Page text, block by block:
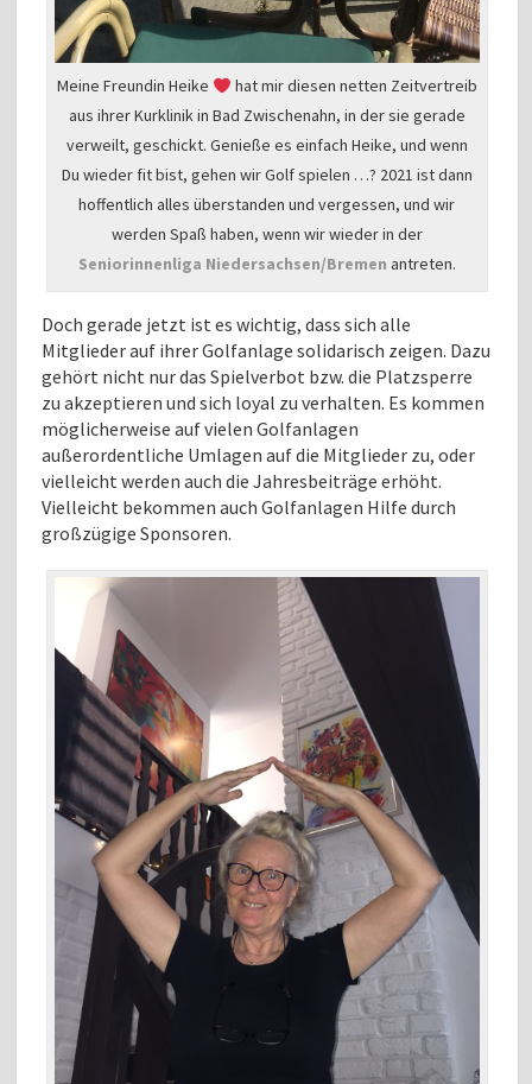
Meine Freundin Heike
hat mir diesen netten Zeitvertreib
aus ihrer Kurklinik in Bad Zwischenahn, in der sie gerade
verweilt, geschickt. Genieße es einfach Heike, und wenn
Du wieder fit bist, gehen wir Golf spielen …? 2021 ist dann
hoffentlich alles überstanden und vergessen, und wir
werden Spaß haben, wenn wir wieder in der
Seniorinnenliga Niedersachsen/Bremen antreten.
Doch gerade jetzt ist es wichtig, dass sich alle
Mitglieder auf ihrer Golfanlage solidarisch zeigen. Dazu
gehört nicht nur das Spielverbot bzw. die Platzsperre
zu akzeptieren und sich loyal zu verhalten. Es kommen
möglicherweise auf vielen Golfanlagen
außerordentliche Umlagen auf die Mitglieder zu, oder
vielleicht werden auch die Jahresbeiträge erhöht.
Vielleicht bekommen auch Golfanlagen Hilfe durch
großzügige Sponsoren.